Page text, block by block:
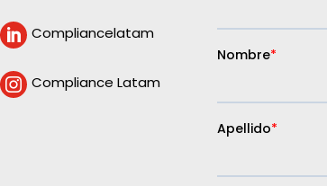
 Compliancelatam
 Compliance Latam